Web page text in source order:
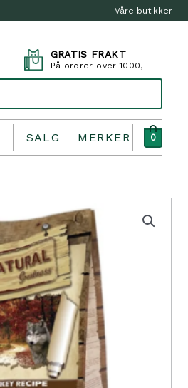
Våre butikker
GRATIS FRAKT
På ordrer over 1000,-
SALG MERKER 0